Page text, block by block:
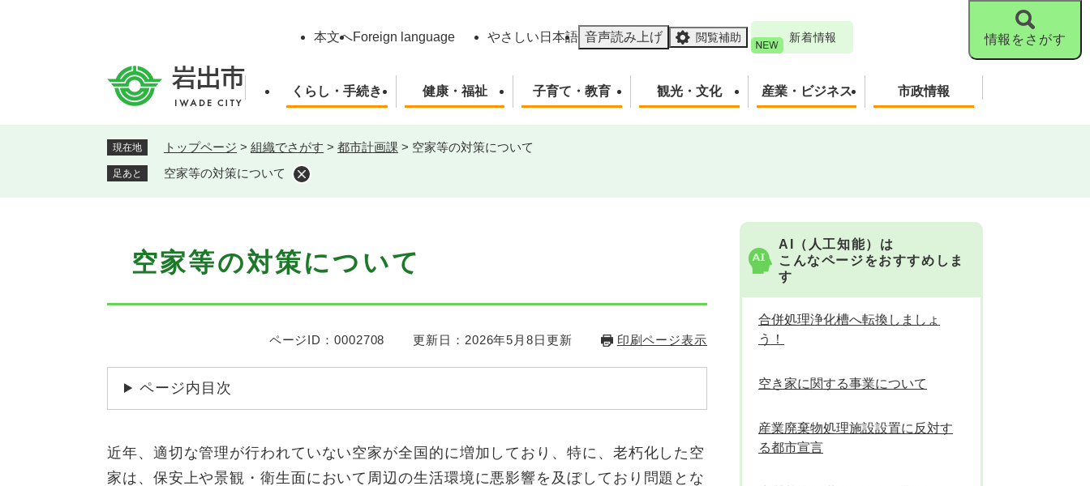
本文へForeign language やさしい日本語 音声読み上げ 閲覧補助 新着情報
くらし・手続き 健康・福祉 子育て・教育 観光・文化 産業・ビジネス 市政情報
情報をさがす
現在地 トップページ > 組織でさがす > 都市計画課 > 空家等の対策について
足あと 空家等の対策について
空家等の対策について
ページID：0002708 更新日：2026年5月8日更新 印刷ページ表示
ページ内目次
近年、適切な管理が行われていない空家が全国的に増加しており、特に、老朽化した空
家は、保安上や景観・衛生面において周辺の生活環境に悪影響を及ぼしており問題とな
AI（人工知能）は
こんなページをおすすめしま
す
合併処理浄化槽へ転換しましょ
う！
空き家に関する事業について
産業廃棄物処理施設設置に反対す
る都市宣言